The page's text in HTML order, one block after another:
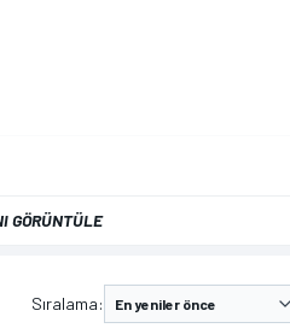
GÖRÜNTÜLE
Sıralama: